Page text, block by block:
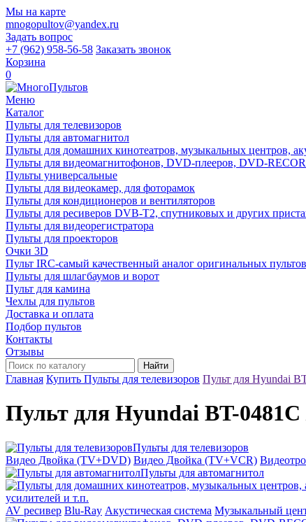
Мы на карте
mnogopultov@yandex.ru
Задать вопрос
+7 (962) 958-56-58 Заказать звонок
Корзина
0
Меню
Каталог
Пульты для телевизоров
Пульты для автомагнитол
Пульты для домашних кинотеатров, музыкальных центров,
Пульты для видеомагнитофонов, DVD-плееров, DVD-
Пульты универсальные
Пульты для видеокамер, для фоторамок
Пульты для кондиционеров и вентиляторов
Пульты для ресиверов DVB-T2, спутниковых и других
Пульты для видеорегистратора
Пульты для проекторов
Очки 3D
Пульт IRC-самый качественный аналог оригинальных
Пульты для шлагбаумов и ворот
Пульт для камина
Чехлы для пультов
Доставка и оплата
Подбор пультов
Контакты
Отзывы
Найти
Главная Купить Пульты для телевизоров Пульт для Hyundai
Пульт для Hyundai BT-
Пульты для телевизоров
Видео Двойка (TV+DVD) Видео Двойка (TV+VCR)
Пульты для автомагнитол
усилителей и т.п.
AV ресивер Blu-Ray Акустическая система Музыкальный